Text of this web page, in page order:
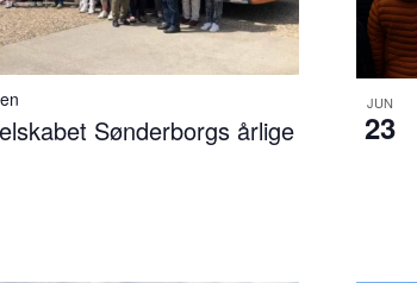
Sønderborgs årlige
JUN
23